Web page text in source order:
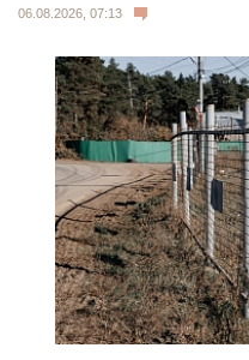
06.08.2026, 07:13